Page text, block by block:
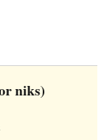
niks)